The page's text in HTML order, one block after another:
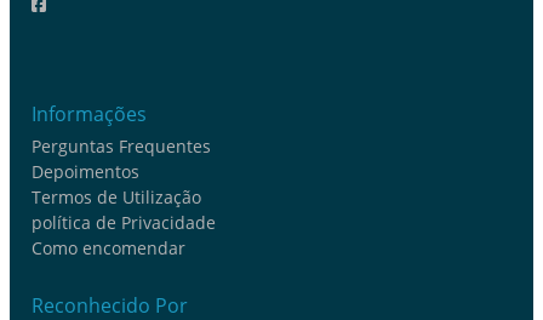
Informações
Perguntas Frequentes
Depoimentos
Termos de Utilização
política de Privacidade
Como encomendar
Reconhecido Por